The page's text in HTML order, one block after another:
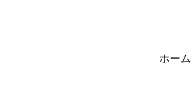
ホーム